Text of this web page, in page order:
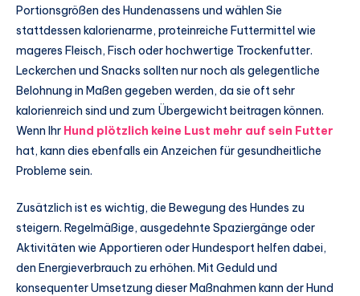
Portionsgrößen des Hundenassens und wählen Sie
stattdessen kalorienarme, proteinreiche Futtermittel wie
mageres Fleisch, Fisch oder hochwertige Trockenfutter.
Leckerchen und Snacks sollten nur noch als gelegentliche
Belohnung in Maßen gegeben werden, da sie oft sehr
kalorienreich sind und zum Übergewicht beitragen können.
Wenn Ihr Hund plötzlich keine Lust mehr auf sein Futter
hat, kann dies ebenfalls ein Anzeichen für gesundheitliche
Probleme sein.
Zusätzlich ist es wichtig, die Bewegung des Hundes zu
steigern. Regelmäßige, ausgedehnte Spaziergänge oder
Aktivitäten wie Apportieren oder Hundesport helfen dabei,
den Energieverbrauch zu erhöhen. Mit Geduld und
konsequenter Umsetzung dieser Maßnahmen kann der Hund